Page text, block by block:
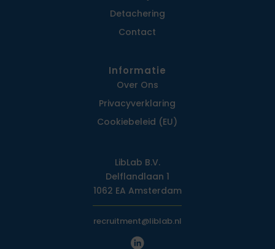
Detachering
Contact
Informatie
Over Ons
Privacy­verklaring
Cookiebeleid (EU)
LibLab B.V.
Delflandlaan 1
1062 EA Amsterdam
recruitment@liblab.nl